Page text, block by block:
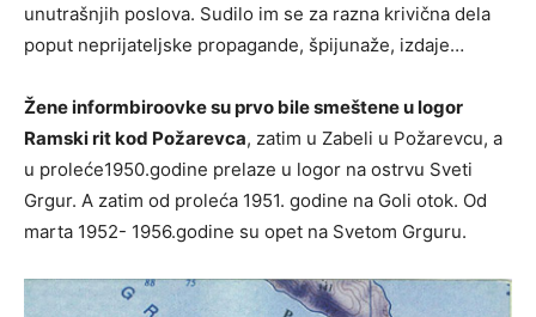
unutrašnjih poslova. Sudilo im se za razna krivična dela
poput neprijateljske propagande, špijunaže, izdaje…
Žene informbiroovke su prvo bile smeštene u logor
Ramski rit kod Požarevca, zatim u Zabeli u Požarevcu, a
u proleće1950.godine prelaze u logor na ostrvu Sveti
Grgur. A zatim od proleća 1951. godine na Goli otok. Od
marta 1952- 1956.godine su opet na Svetom Grguru.